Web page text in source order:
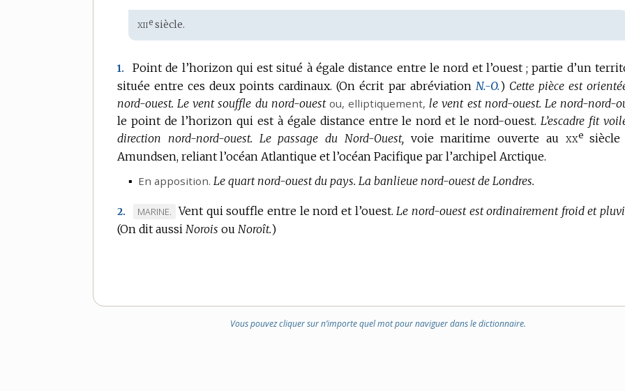
Étymologie
:
xiie siècle.
1.
Point de l’horizon qui est situé à égale distance entre le nord et l’ouest ; partie d’un
située entre ces deux points cardinaux. (On écrit par abréviation N.-O.) Cette pièce est
nord-ouest. Le vent souffle du nord-ouest ou,elliptiquement, le vent est nord-ouest. Le nord-nord-
le point de l’horizon qui est à égale distance entre le nord et le nord-ouest. L’escadre fit
direction nord-nord-ouest. Le passage du Nord-Ouest, voie maritime ouverte au xxesiècle
Amundsen, reliant l’océan Atlantique et l’océan Pacifique par l’archipel Arctique.
▪ En apposition. Le quart nord-ouest du pays. La banlieue nord-ouest de Londres.
2.
MARQUE
DE
MARINE. Vent qui souffle entre le nord et l’ouest. Le nord-ouest est ordinairement froid et
(On dit aussi Norois ou Noroît.)
Vous pouvez cliquer sur n’importe quel mot pour naviguer dans le dictionnaire.